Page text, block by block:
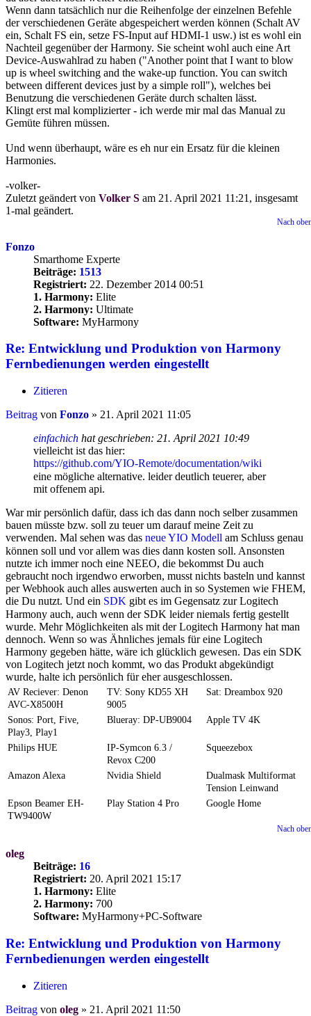
Wenn dann tatsächlich nur die Reihenfolge der einzelnen Befehle
der verschiedenen Geräte abgespeichert werden können (Schalt AV
ein, Schalt FS ein, setze FS-Input auf HDMI-1 usw.) ist es wohl ein
Nachteil gegenüber der Harmony. Sie scheint wohl auch eine Art
Device-Auswahlrad zu haben ("Another point that I want to blow
up is wheel switching and the wake-up function. You can switch
between different devices just by a simple roll"), welches bei
Benutzung die verschiedenen Geräte durch schalten lässt.
Klingt erst mal komplizierter - ich werde mir mal das Manual zu
Gemüte führen müssen.
Und wenn überhaupt, wäre es eh nur ein Ersatz für die kleinen
Harmonies.
-volker-
Zuletzt geändert von Volker S am 21. April 2021 11:21, insgesamt
1-mal geändert.
Nach
Fonzo
Smarthome Experte
Beiträge: 1513
Registriert: 22. Dezember 2014 00:51
1. Harmony: Elite
2. Harmony: Ultimate
Software: MyHarmony
Re: Entwicklung und Produktion von Harmony
Fernbedienungen werden eingestellt
Zitieren
Beitrag von Fonzo » 21. April 2021 11:05
einfachich hat geschrieben: 21. April 2021 10:49
vielleicht ist das hier:
https://github.com/YIO-Remote/documentation/wiki
eine mögliche alternative. leider deutlich teuerer, aber
mit offenem api.
War mir persönlich dafür, dass ich das dann noch selber zusammen
bauen müsste bzw. soll zu teuer um darauf meine Zeit zu
verwenden. Mal sehen was das neue YIO Modell am Schluss genau
können soll und vor allem was dies dann kosten soll. Ansonsten
nutzte ich immer noch eine NEEO, die bekommst Du auch
gebraucht noch irgendwo erworben, musst nichts basteln und kannst
per Webhook auch alles auswerten auch in so Systemen wie FHEM,
die Du nutzt. Und ein SDK gibt es im Gegensatz zur Logitech
Harmony auch, auch wenn der SDK leider niemals fertig gestellt
wurde. Mehr Möglichkeiten als mit der Logitech Harmony hat man
dennoch. Wenn so was Ähnliches jemals für eine Logitech
Harmony gegeben hätte, wäre ich glücklich gewesen. Das ein SDK
von Logitech jetzt noch kommt, wo das Produkt abgekündigt
wurde, halte ich persönlich für eher ausgeschlossen.
AV Reciever: Denon
AVC-X8500H
TV: Sony KD55 XH
9005
Sat: Dreambox 920
Sonos: Port, Five,
Play3, Play1
Blueray: DP-UB9004 Apple TV 4K
Philips HUE
IP-Symcon 6.3 /
Revox C200
Squeezebox
Amazon Alexa Nvidia Shield
Dualmask Multiformat
Tension Leinwand
Epson Beamer EH-
TW9400W
Play Station 4 Pro Google Home
Nach
oleg
Beiträge: 16
Registriert: 20. April 2021 15:17
1. Harmony: Elite
2. Harmony: 700
Software: MyHarmony+PC-Software
Re: Entwicklung und Produktion von Harmony
Fernbedienungen werden eingestellt
Zitieren
Beitrag von oleg » 21. April 2021 11:50